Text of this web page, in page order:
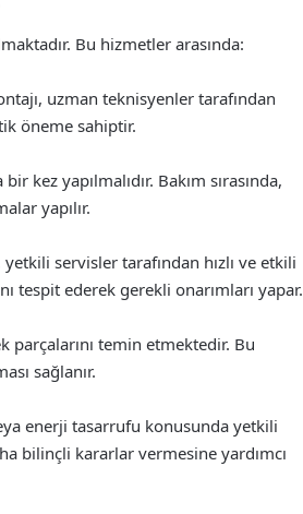
Bu hizmetler arasında:
uzman teknisyenler tarafından
öneme sahiptir.
kez yapılmalıdır. Bakım sırasında,
yapılır.
servisler tarafından hızlı ve etkili
tespit ederek gerekli onarımları yapar.
temin etmektedir. Bu
sağlanır.
enerji tasarrufu konusunda yetkili
bilinçli kararlar vermesine yardımcı